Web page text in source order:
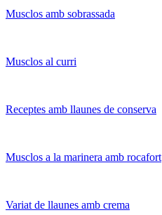
Musclos amb sobrassada
Musclos al curri
Receptes amb llaunes de conserva
Musclos a la marinera amb rocafort
Variat de llaunes amb crema